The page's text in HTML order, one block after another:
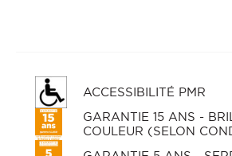
ACCESSIBILITÉ PMR
GARANTIE 15 ANS -
COULEUR (SELON